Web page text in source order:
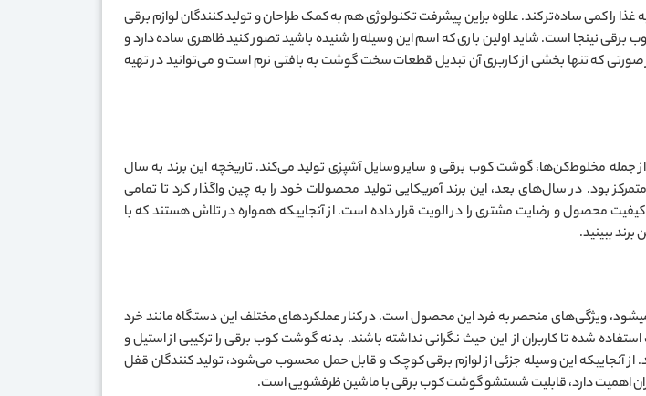
را کمی ساده‌تر کند. علاوه براین پیشرفت تکنولوژی هم به کمک طراحان و تولید کنندگان لوازم برقی
برقی نینجا است. شاید اولین باری که اسم این وسیله را شنیده باشید تصور کنید ظاهری ساده دارد و
که تنها بخشی از کاربری آن تبدیل قطعات سخت گوشت به بافتی نرم است و می‌توانید در تهیه
جمله مخلوط‌کن‌ها، گوشت کوب برقی و سایر وسایل آشپزی تولید می‌کند. تاریخچه این برند به سال
بود. در سال‌های بعد، این برند آمریکایی تولید محصولات خود را به چین واگذار کرد تا تمامی
محصول و رضایت مشتری را در الویت قرار داده است. از آنجاییکه همواره در تلاش هستند که با
ببینید.
یکی از مهم‌ترین مواردی که در مقایسه بین گوشت‌کوب برقی نینجا با سایر همتایان خود می‎شود، ویژگی‌های منحصر به فرد این محصول است. در کنار عملکردهای مختلف این دستگاه مانند خرد
شده تا کاربران از این حیث نگرانی نداشته باشند. بدنه گوشت کوب برقی را ترکیبی از استیل و
از آنجاییکه این وسیله جزئی از لوازم برقی کوچک و قابل حمل محسوب می‌شود، تولید کنندگان قفل
اهمیت دارد، قابلیت شستشو گوشت کوب برقی با ماشین ظرفشویی است.